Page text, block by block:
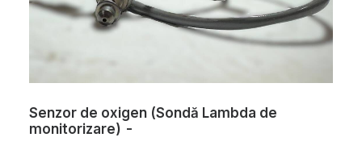
Senzor de oxigen (Sondă Lambda de
monitorizare)